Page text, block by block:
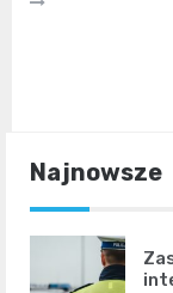
Najnowsze